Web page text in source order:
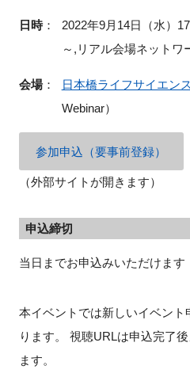
日時：
2022年9月14日（水）
～,リアル会場ネットワ
会場： 日本橋ライフサイエン
Webinar）
参加申込（要事前登録）
（外部サイトが開きます）
申込締切
当日までお申込みいただけます
本イベントでは新しいイベン
ります。 視聴URLは申込完了
ます。